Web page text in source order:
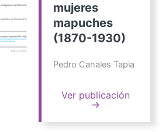
mujeres
mapuches
(1870-1930)
Pedro Canales Tapia
Ver publicación
→